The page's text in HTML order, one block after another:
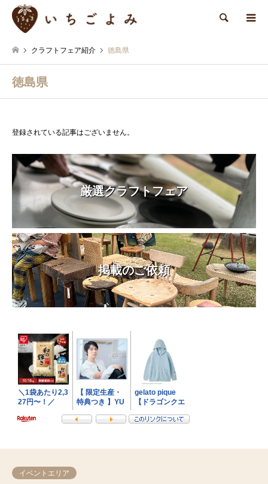
検索
クラフトフェア紹介 徳島県
徳島県
登録されている記事はございません。
厳選クラフトフェア
掲載のご依頼
イベントエリア